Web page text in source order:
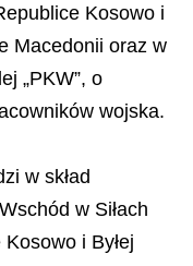
Kosowo i
Macedonii oraz w
„PKW”, o
wojska.
w skład
w Siłach
i Byłej